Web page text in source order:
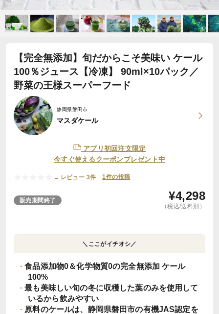
【完全無添加】旬だからこそ美味い ケール
100％ジュース【冷凍】 90ml×10パック／
野菜の王様スーパーフード
静岡県磐田市
マスダケール
アプリ初回注文限定
今すぐ使えるクーポンプレゼント中
- レビュー 3件 1件の投稿
販売期間終了 ¥4,298
（税込/送料別）
＼ここがイチオシ／
食品添加物0＆化学物質0の完全無添加 ケール
100%
最も美味しい旬の冬に収穫した葉のみを使用して
いるから飲みやすい
原料のケールは、静岡県磐田市の有機JAS認定を